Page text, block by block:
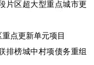
片区超大型重点城市更
点更新单元项目
排榜城中村项债务重组